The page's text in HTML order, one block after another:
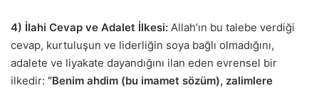
4) İlahi Cevap ve Adalet İlkesi: Allah’ın bu talebe verdiği
cevap, kurtuluşun ve liderliğin soya bağlı olmadığını,
adalete ve liyakate dayandığını ilan eden evrensel bir
ilkedir: “Benim ahdim (bu imamet sözüm), zalimlere